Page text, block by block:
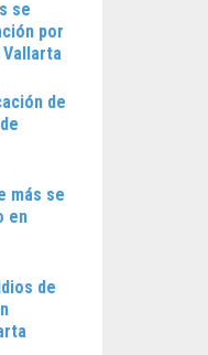
se
por
de
más se
en
de